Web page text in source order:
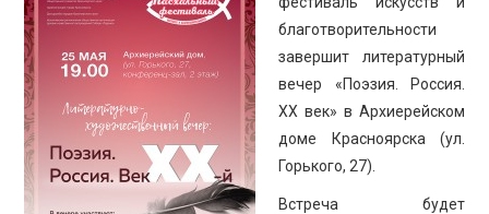
ОБРАЗОВАНИЕ
благотворительности
завершит литературный
вечер «Поэзия. Россия.
ХХ век» в Архиерейском
доме Красноярска (ул.
Горького, 27).
Встреча будет